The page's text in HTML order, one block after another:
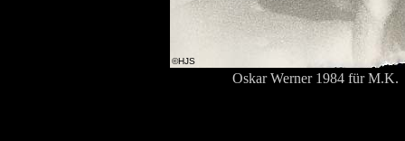
©HJS
Oskar Werner 1984 für M.K.